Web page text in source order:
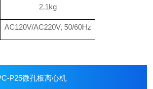
2.1kg
AC120V/AC220V, 50/60Hz
P25微孔板离心机